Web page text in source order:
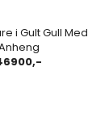
i Gult Gull Med